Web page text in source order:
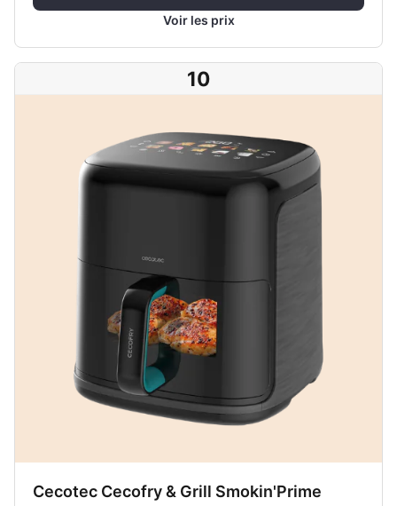
Voir les prix
10
Cecotec Cecofry & Grill Smokin'Prime